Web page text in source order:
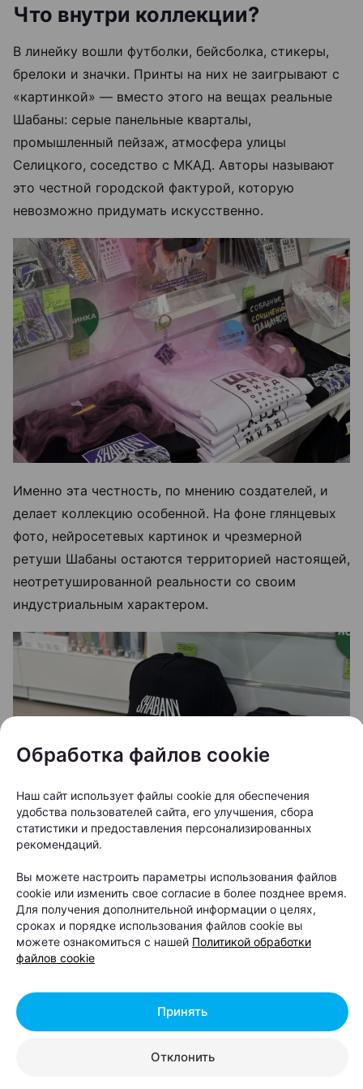
Что внутри коллекции?
В линейку вошли футболки, бейсболка, стикеры,
брелоки и значки. Принты на них не заигрывают с
«картинкой» — вместо этого на вещах реальные
Шабаны: серые панельные кварталы,
промышленный пейзаж, атмосфера улицы
Селицкого, соседство с МКАД. Авторы называют
это честной городской фактурой, которую
невозможно придумать искусственно.
Именно эта честность, по мнению создателей, и
делает коллекцию особенной. На фоне глянцевых
фото, нейросетевых картинок и чрезмерной
ретуши Шабаны остаются территорией настоящей,
неотретушированной реальности со своим
индустриальным характером.
«Мы знаем, как любить Минск во всем
его многообразии — не только за
парадные фасады центра, но и за
честный, брутальный характер
спальных и промышленных районов.
Наш город — это не только проспект
Независимости и Троицкое
предместье. Это еще и Шабаны — со
Обработка файлов cookie
Наш сайт использует файлы cookie для обеспечения
удобства пользователей сайта, его улучшения, сбора
статистики и предоставления персонализированных
рекомендаций.
Вы можете настроить параметры использования файлов
cookie или изменить свое согласие в более позднее время.
Для получения дополнительной информации о целях,
сроках и порядке использования файлов cookie вы
можете ознакомиться с нашей Политикой обработки
файлов cookie
Отклонить
Принять